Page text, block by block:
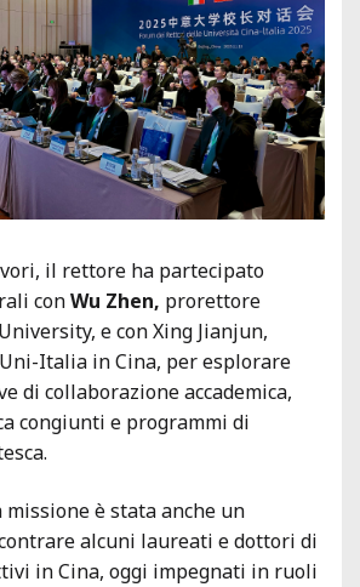
il rettore ha partecipato
conWu Zhen, prorettore
e con Xing Jianjun,
Italia in Cina, per esplorare
di collaborazione accademica,
congiunti e programmi di
missione è stata anche un
alcuni laureati e dottori di
in Cina, oggi impegnati in ruoli